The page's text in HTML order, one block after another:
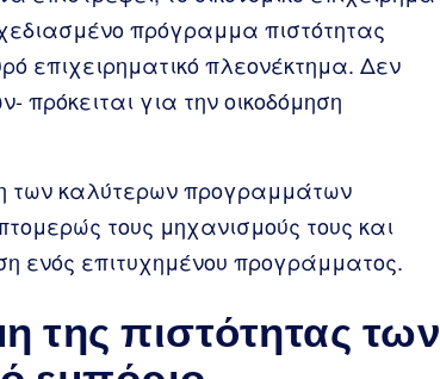
πρόγραμμα πιστότητας
επιχειρηματικό πλεονέκτημα. Δεν
για την οικοδόμηση
των καλύτερων προγραμμάτων
τους μηχανισμούς τους και
ενός επιτυχημένου προγράμματος.
της πιστότητας των